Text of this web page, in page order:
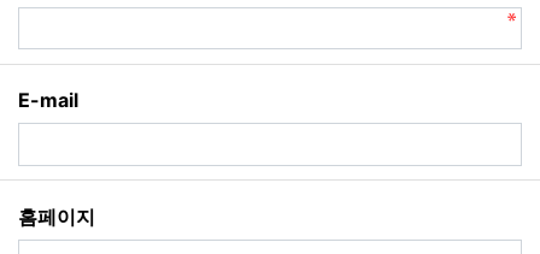
E-mail
홈페이지